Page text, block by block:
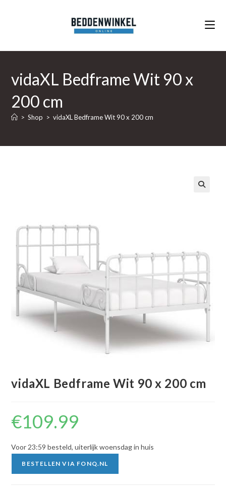
vidaXL Bedframe Wit 90 x
200 cm
> Shop > vidaXL Bedframe Wit 90 x 200 cm
vidaXL Bedframe Wit 90 x 200 cm
€109.99
Voor 23:59 besteld, uiterlijk woensdag in huis
BESTELLEN VIA FONQ.NL